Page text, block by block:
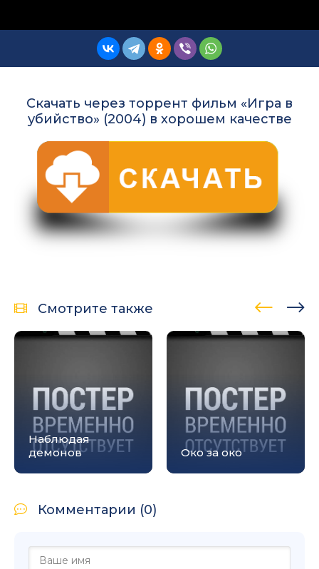
Скачать через торрент фильм «Игра в
убийство» (2004) в хорошем качестве
Смотрите также
Наблюдая
демонов
Око за око
Комментарии (0)